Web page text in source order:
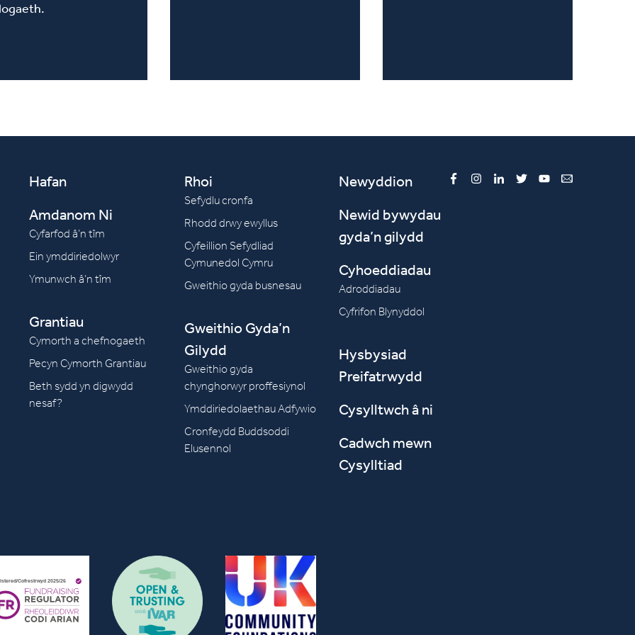
Hafan
Amdanom Ni
Cyfarfod â’n tîm
Ein ymddiriedolwyr
Ymunwch â’n tîm
Grantiau
Cymorth a chefnogaeth
Pecyn Cymorth Grantiau
Beth sydd yn digwydd
nesaf?
Rhoi
Sefydlu cronfa
Rhodd drwy ewyllus
Cyfeillion Sefydliad
Cymunedol Cymru
Gweithio gyda busnesau
Gweithio Gyda’n
Gilydd
Gweithio gyda
chynghorwyr proffesiynol
Ymddiriedolaethau Adfywio
Cronfeydd Buddsoddi
Elusennol
Newyddion
Newid bywydau
gyda’n gilydd
Cyhoeddiadau
Adroddiadau
Cyfrifon Blynyddol
Hysbysiad
Preifatrwydd
Cysylltwch â ni
Cadwch mewn
Cysylltiad